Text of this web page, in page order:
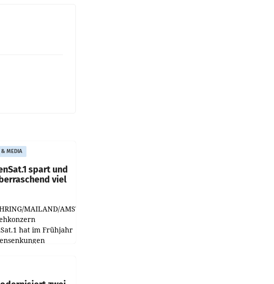
& MEDIA
spart und
viel
MAILAND/AMSTERDAM.
hat im Frühjahr
die
deutlich